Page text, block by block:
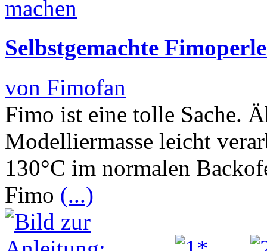
Selbstgemachte
von Fimofan
Fimo ist eine tolle Sache.
Modelliermasse leicht
130°C im normalen
Fimo (...)